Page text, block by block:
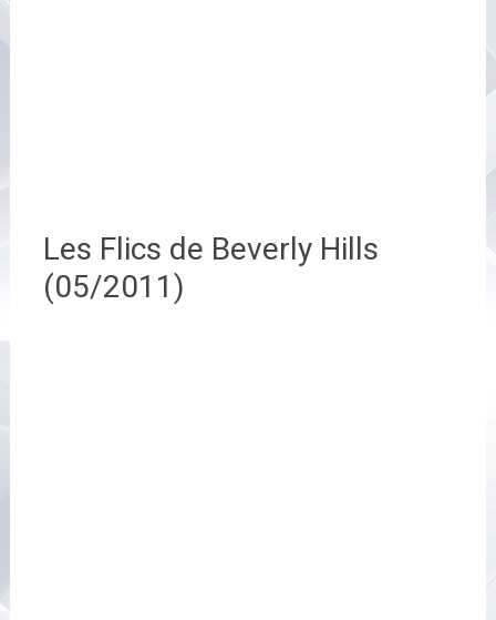
Les Flics de Beverly Hills
(05/2011)